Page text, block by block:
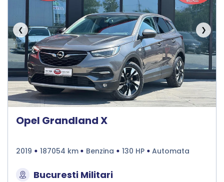
❮ ❯
Opel Grandland X
2019 187054 km Benzina 130 HP Automata
Bucuresti Militari